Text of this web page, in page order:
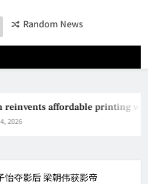
Random News
reinvents affordable printing
2026
怡夺影后 梁朝伟获影帝